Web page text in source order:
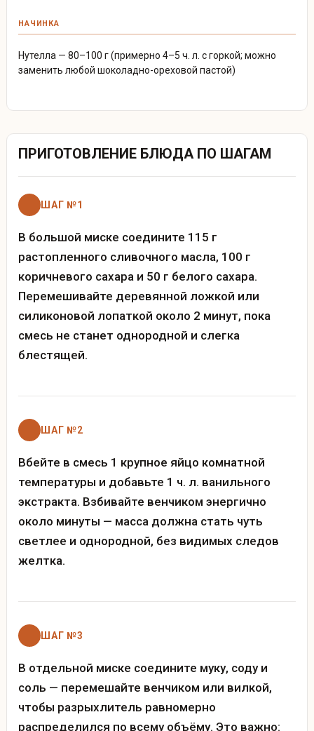
НАЧИНКА
Нутелла — 80–100 г (примерно 4–5 ч. л. с горкой; можно
заменить любой шоколадно-ореховой пастой)
ПРИГОТОВЛЕНИЕ БЛЮДА ПО ШАГАМ
ШАГ №1
В большой миске соедините 115 г
растопленного сливочного масла, 100 г
коричневого сахара и 50 г белого сахара.
Перемешивайте деревянной ложкой или
силиконовой лопаткой около 2 минут, пока
смесь не станет однородной и слегка
блестящей.
ШАГ №2
Вбейте в смесь 1 крупное яйцо комнатной
температуры и добавьте 1 ч. л. ванильного
экстракта. Взбивайте венчиком энергично
около минуты — масса должна стать чуть
светлее и однородной, без видимых следов
желтка.
ШАГ №3
В отдельной миске соедините муку, соду и
соль — перемешайте венчиком или вилкой,
чтобы разрыхлитель равномерно
распределился по всему объёму. Это важно: